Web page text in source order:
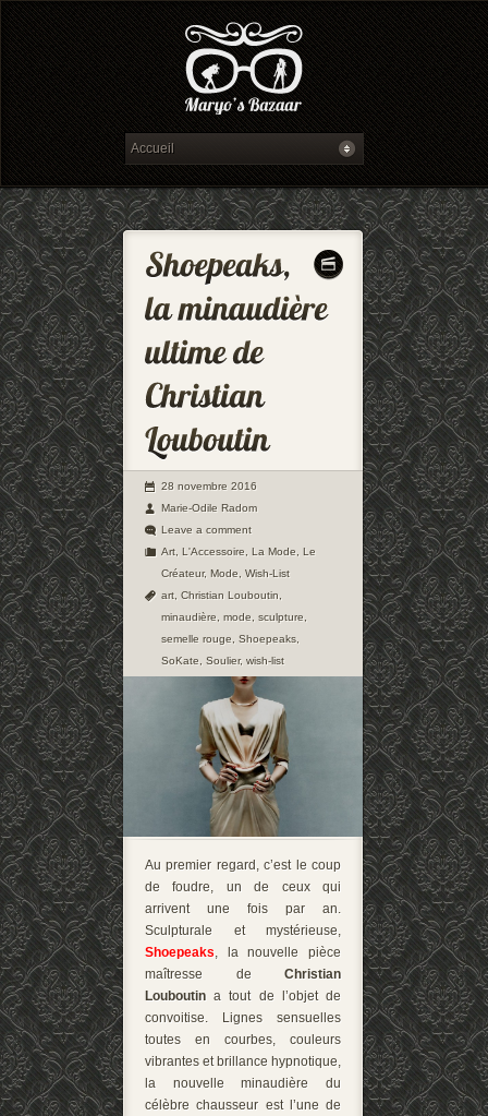
28 novembre 2016
Marie-Odile Radom
Leave a comment
Art L'Accessoire La Mode
Le
Créateur, Mode
Wish-List
art Christian Louboutin
minaudière
mode sculpture
semelle rouge
Shoepeaks
SoKate
Soulier, wish-list
Au premier regard, c’est le coup
de foudre, un de ceux qui
arrivent une fois par an.
Sculpturale et mystérieuse,
Shoepeaks , la nouvelle pièce
maîtresse de Christian
Louboutin a tout de l’objet de
convoitise. Lignes sensuelles
toutes en courbes, couleurs
vibrantes et brillance hypnotique,
la nouvelle minaudière du
célèbre chausseur est l’une de